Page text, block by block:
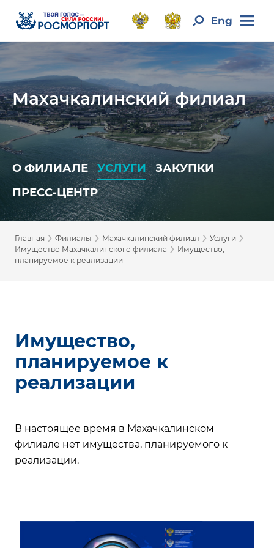
Махачкалинский филиал
О ФИЛИАЛЕ УСЛУГИ
ЗАКУПКИ
ПРЕСС-ЦЕНТР
Главная › Филиалы › Махачкалинский филиал › Услуги ›
Имущество Махачкалинского филиала › Имущество,
планируемое к реализации
Имущество,
планируемое к
реализации
В настоящее время в Махачкалинском
филиале нет имущества, планируемого к
реализации.